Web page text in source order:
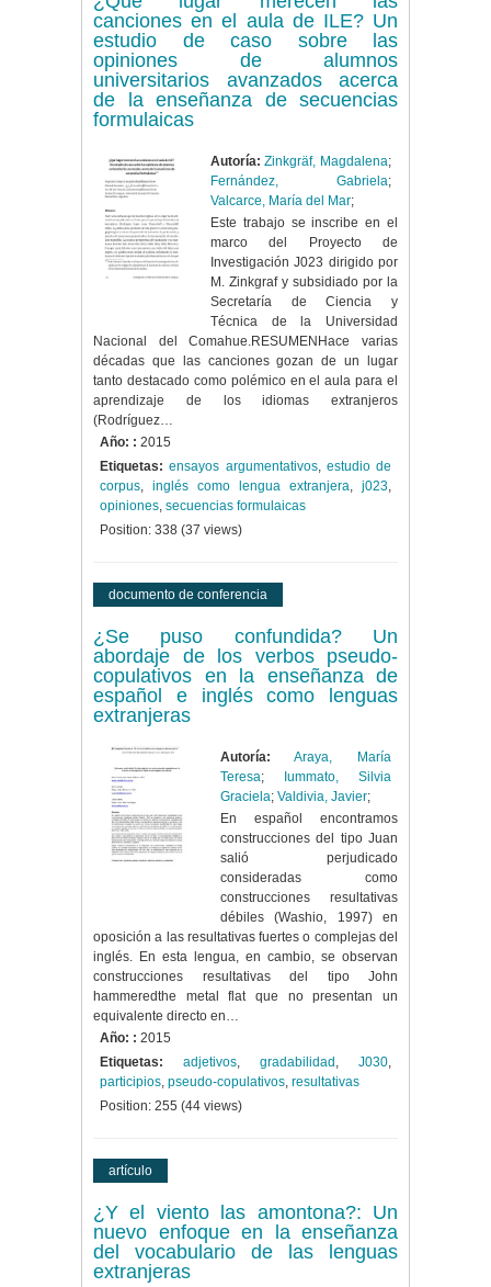
canciones en el aula de ILE? Un
estudio de caso sobre las
opiniones de alumnos
universitarios avanzados acerca
de la enseñanza de secuencias
formulaicas
Autoría: Zinkgräf, Magdalena;
Fernández, Gabriela;
Valcarce, María del Mar;
Este trabajo se inscribe en el
marco del Proyecto de
Investigación J023 dirigido por
M. Zinkgraf y subsidiado por la
Secretaría de Ciencia y
Técnica de la Universidad
Nacional del Comahue.RESUMENHace varias
décadas que las canciones gozan de un lugar
tanto destacado como polémico en el aula para el
aprendizaje de los idiomas extranjeros
(Rodríguez…
Año: : 2015
Etiquetas: ensayos argumentativos, estudio de
corpus, inglés como lengua extranjera, j023,
opiniones, secuencias formulaicas
Position: 338 (37 views)
documento de conferencia
¿Se puso confundida? Un
abordaje de los verbos pseudo-
copulativos en la enseñanza de
español e inglés como lenguas
extranjeras
Autoría:
Araya, María
Teresa;
Iummato, Silvia
Graciela; Valdivia, Javier;
En español encontramos
construcciones del tipo Juan
salió perjudicado
consideradas como
construcciones resultativas
débiles (Washio, 1997) en
oposición a las resultativas fuertes o complejas del
inglés. En esta lengua, en cambio, se observan
construcciones resultativas del tipo John
hammeredthe metal flat que no presentan un
equivalente directo en…
Año: : 2015
Etiquetas:
adjetivos, gradabilidad , J030,
participios, pseudo-copulativos, resultativas
Position: 255 (44 views)
artículo
¿Y el viento las amontona?: Un
nuevo enfoque en la enseñanza
del vocabulario de las lenguas
extranjeras